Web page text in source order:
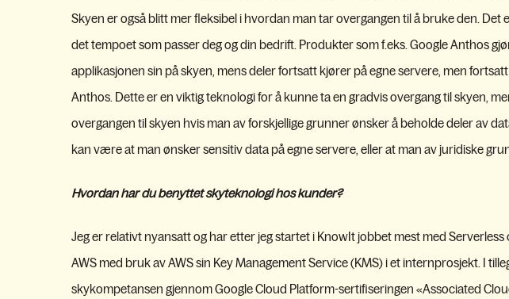
Skyen er også blitt mer fleksibel i hvordan man tar overgangen til å bruke den. Det
det tempoet som passer deg og din bedrift. Produkter som f.eks. Google Anthos
applikasjonen sin på skyen, mens deler fortsatt kjører på egne servere, men
Anthos. Dette er en viktig teknologi for å kunne ta en gradvis overgang til skyen,
overgangen til skyen hvis man av forskjellige grunner ønsker å beholde deler av
kan være at man ønsker sensitiv data på egne servere, eller at man av juridiske
Hvordan har du benyttet skyteknologi hos kunder?
Jeg er relativt nyansatt og har etter jeg startet i KnowIt jobbet mest med
AWS med bruk av AWS sin Key Management Service (KMS) i et internprosjekt. I
skykompetansen gjennom Google Cloud Platform-sertifiseringen «Associated